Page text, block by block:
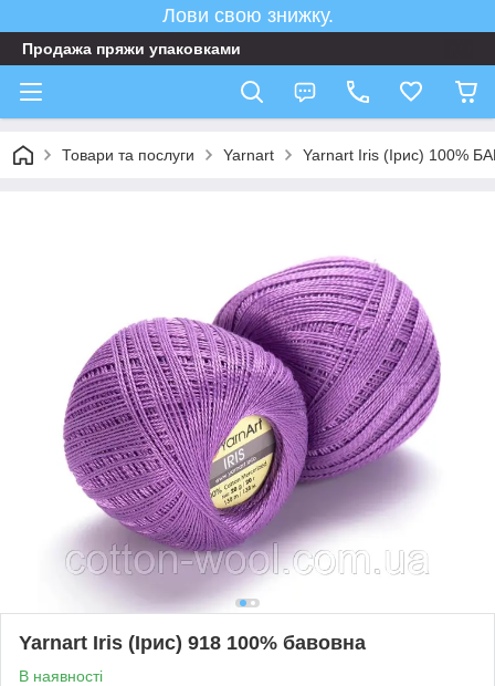
Лови свою знижку.
Продажа пряжи упаковками
Товари та послуги Yarnart Yarnart Iris (Ірис) 100%
Yarnart Iris (Ірис) 918 100% бавовна
В наявності